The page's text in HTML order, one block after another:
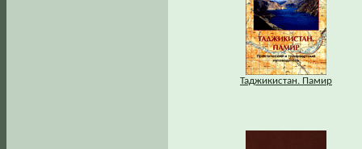
Таджикистан. Памир